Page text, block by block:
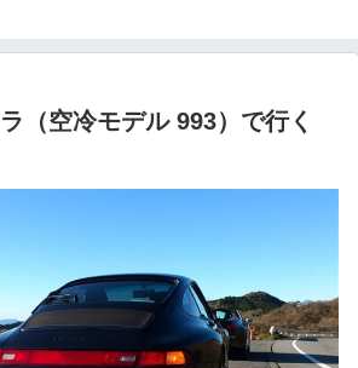
（空冷モデル 993）で行く